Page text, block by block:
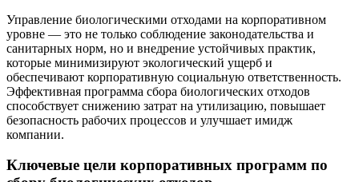
Управление биологическими отходами на корпоративном
уровне — это не только соблюдение законодательства и
санитарных норм, но и внедрение устойчивых практик,
которые минимизируют экологический ущерб и
обеспечивают корпоративную социальную ответственность.
Эффективная программа сбора биологических отходов
способствует снижению затрат на утилизацию, повышает
безопасность рабочих процессов и улучшает имидж
компании.
Ключевые цели корпоративных программ по